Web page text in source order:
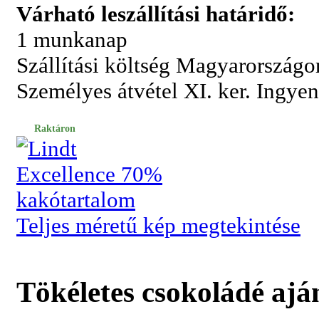
Várható leszállítási határidő:
1 munkanap
Szállítási költség
Személyes átvétel XI. ker.
Raktáron
Teljes méretű kép megtekintése
Tökéletes csokoládé